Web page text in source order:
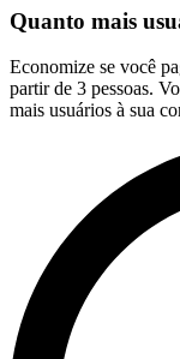
Quanto mais
Economize se você
partir de 3 pessoas.
mais usuários à sua